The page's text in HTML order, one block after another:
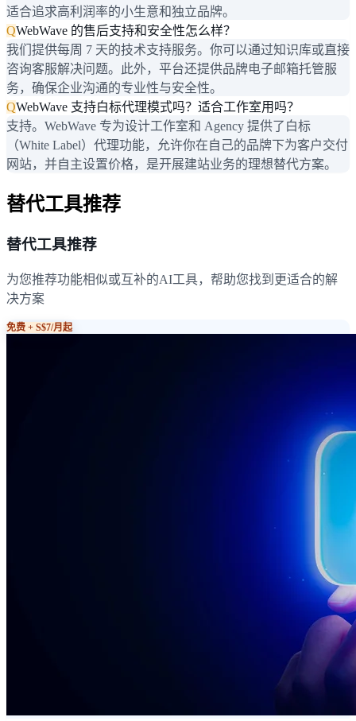
适合追求高利润率的小生意和独立品牌。
QWebWave 的售后支持和安全性怎么样？
我们提供每周 7 天的技术支持服务。你可以通过知识库或直接
咨询客服解决问题。此外，平台还提供品牌电子邮箱托管服
务，确保企业沟通的专业性与安全性。
QWebWave 支持白标代理模式吗？适合工作室用吗？
支持。WebWave 专为设计工作室和 Agency 提供了白标
（White Label）代理功能，允许你在自己的品牌下为客户交付
网站，并自主设置价格，是开展建站业务的理想替代方案。
替代工具推荐
替代工具推荐
为您推荐功能相似或互补的AI工具，帮助您找到更适合的解
决方案
免费 + S$7/月起